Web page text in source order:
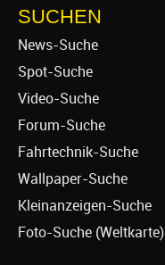
SUCHEN
News-Suche
Spot-Suche
Video-Suche
Forum-Suche
Fahrtechnik-Suche
Wallpaper-Suche
Kleinanzeigen-Suche
Foto-Suche (Weltkarte)